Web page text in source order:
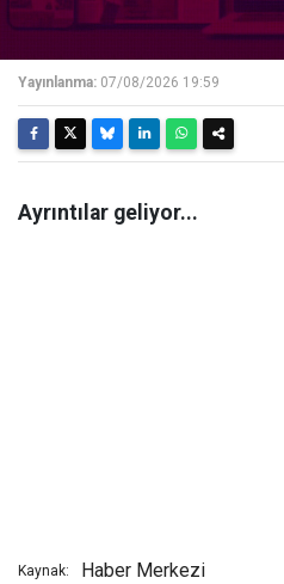
Yayınlanma: 07/08/2026 19:59
Ayrıntılar geliyor...
Kaynak: Haber Merkezi